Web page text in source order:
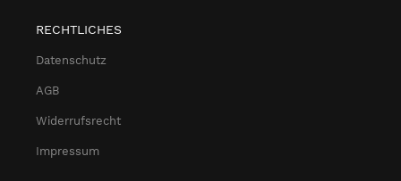
RECHTLICHES
Datenschutz
AGB
Widerrufsrecht
Impressum